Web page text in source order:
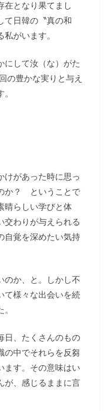
在となり果てまし
て日韓の〝真の和
がいます。
にして汝（な）がた
の豊かな実りと与え
けがあった時に思っ
か？ ということで
晴らしい学びと体
交わりが与えられる
自覚を深めたい気持
のか、と。しかし不
て様々な出会いを続
日、たくさんのもの
の中でそれらを反芻
ます。その意味はい
が、感じるままに言